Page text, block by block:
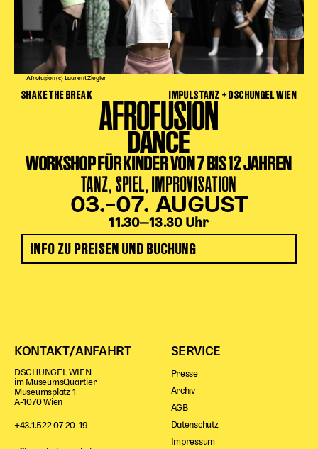
Afrofusion (c) Laurent Ziegler
SHAKE THE BREAK IMPULSTANZ + DSCHUNGEL WIEN
AFROFUSION
DANCE
WORKSHOP FÜR KINDER VON 7 BIS 12 JAHREN
TANZ, SPIEL, IMPROVISATION
03.–07. AUGUST
11.30‒13.30 Uhr
INFO ZU PREISEN UND BUCHUNG
KONTAKT/ANFAHRT
DSCHUNGEL WIEN
im MuseumsQuartier
Museumsplatz 1
A-1070 Wien
+43.1.522 07 20-19
SERVICE
Presse
Archiv
AGB
Datenschutz
Impressum